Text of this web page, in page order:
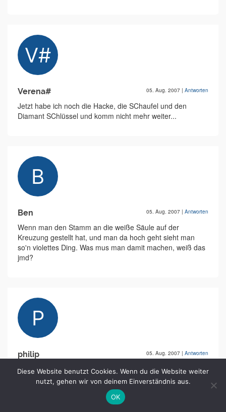
Verena# 05. Aug. 2007 | Antworten
Jetzt habe ich noch die Hacke, die SChaufel und den
Diamant SChlüssel und komm nicht mehr weiter...
Ben 05. Aug. 2007 | Antworten
Wenn man den Stamm an die weiße Säule auf der
Kreuzung gestellt hat, und man da hoch geht sieht man
so'n violettes Ding. Was mus man damit machen, weiß das
jmd?
philip 05. Aug. 2007 | Antworten
ich auch...und ich hab noch 4 felder frei
Diese Website benutzt Cookies. Wenn du die Website weiter
nutzt, gehen wir von deinem Einverständnis aus.
OK